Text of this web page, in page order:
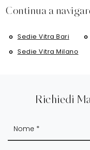
Continua a
Sedie Vitra Bari
Sedie Vitra Milano
Richiedi